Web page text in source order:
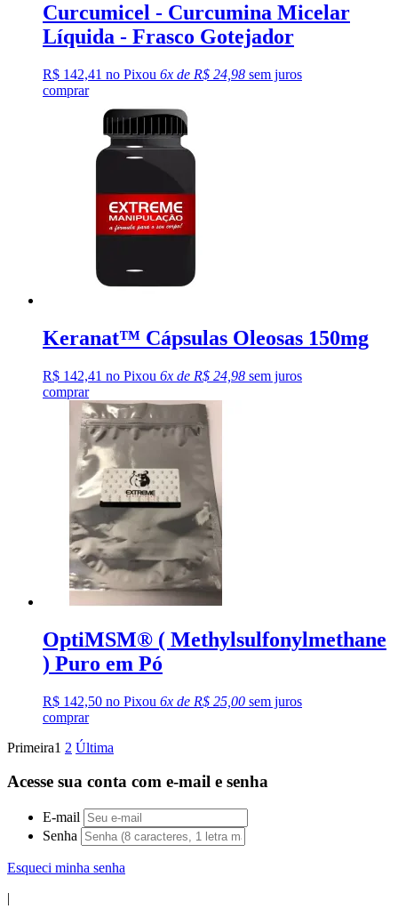
Curcumicel - Curcumina Micelar
Líquida - Frasco Gotejador
R$ 142,41 no Pixou 6x de R$ 24,98 sem juros
comprar
Keranat™ Cápsulas Oleosas 150mg
R$ 142,41 no Pixou 6x de R$ 24,98 sem juros
comprar
OptiMSM® ( Methylsulfonylmethane
) Puro em Pó
R$ 142,50 no Pixou 6x de R$ 25,00 sem juros
comprar
Primeira1 2 Última
Acesse sua conta com e-mail e senha
E-mail
Senha
Esqueci minha senha
|